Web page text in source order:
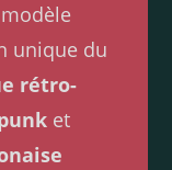
unique du
rétro-
et